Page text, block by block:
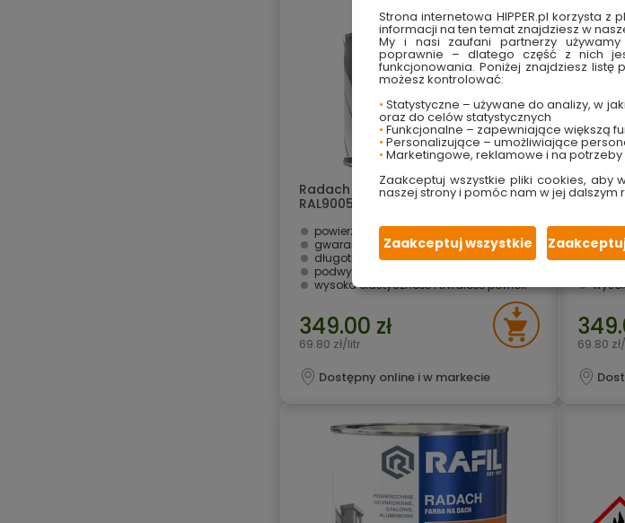
Radach na dach Czarny Głęboki
RAL9005 5L półmat
powierzchnie ocynkowane, stalowe i aluminiowe
gwarancja Ochrony 8-lat* ­
długotrwałe zabezpieczenie malowanej powierzchni
podwyższona ochrona przed zmiennymi warunkami atmosferycznymi i UV
wysoka elastyczność i trwałość powłok
349.00 zł
69.80 zł/litr
Dostępny online i w markecie
Farba
69.80
Strona internetowa HIPPER.pl korzysta
informacji na ten temat znajdziesz w
My i nasi zaufani partnerzy
poprawnie – dlatego część z nich
funkcjonowania. Poniżej znajdziesz listę
możesz kontrolować:
• Statystyczne – używane do analizy, w
oraz do celów statystycznych
• Funkcjonalne – zapewniające większą
• Personalizujące – umożliwiające
• Marketingowe, reklamowe i na
Zaakceptuj wszystkie pliki cookies, aby
naszej strony i pomóc nam w jej dalszym
Zaakceptuj wszystkie